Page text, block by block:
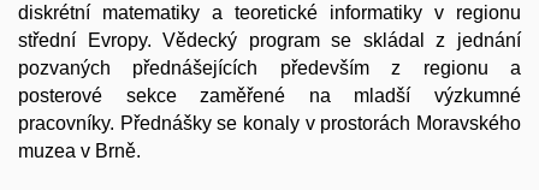
diskrétní matematiky a teoretické informatiky v regionu
střední Evropy. Vědecký program se skládal z jednání
pozvaných přednášejících především z regionu a
posterové sekce zaměřené na mladší výzkumné
pracovníky. Přednášky se konaly v prostorách Moravského
muzea v Brně.